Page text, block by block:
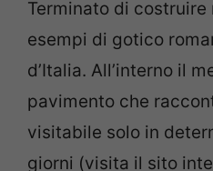
Terminato di costruire
esempi di gotico
d’Italia. All’interno il
pavimento che
visitabile solo in
giorni (visita il sito